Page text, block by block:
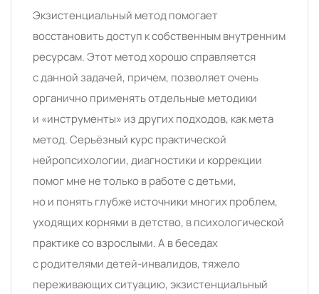
Экзистенциальный метод помогает
восстановить доступ к собственным внутренним
ресурсам. Этот метод хорошо справляется
с данной задачей, причем, позволяет очень
органично применять отдельные методики
и «инструменты» из других подходов, как мета
метод. Серьёзный курс практической
нейропсихологии, диагностики и коррекции
помог мне не только в работе с детьми,
но и понять глубже источники многих проблем,
уходящих корнями в детство, в психологической
практике со взрослыми. А в беседах
с родителями детей-инвалидов, тяжело
переживающих ситуацию, экзистенциальный